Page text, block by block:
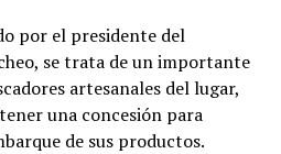
por el presidente del
se trata de un importante
artesanales del lugar,
una concesión para
de sus productos.